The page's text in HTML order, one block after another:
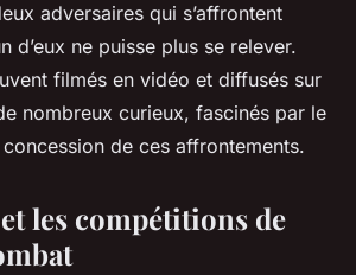
adversaires qui s’affrontent
d’eux ne puisse plus se relever.
filmés en vidéo et diffusés sur
nombreux curieux, fascinés par le
de ces affrontements.
les compétitions de